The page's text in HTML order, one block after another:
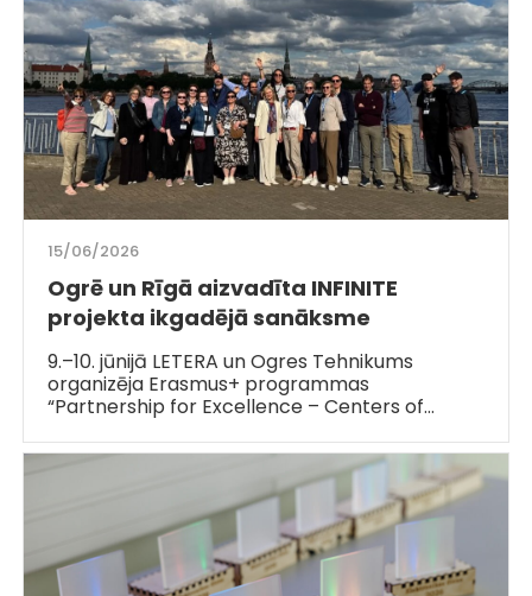
15/06/2026
Ogrē un Rīgā aizvadīta INFINITE
projekta ikgadējā sanāksme
9.–10. jūnijā LETERA un Ogres Tehnikums
organizēja Erasmus+ programmas
“Partnership for Excellence – Centers of…